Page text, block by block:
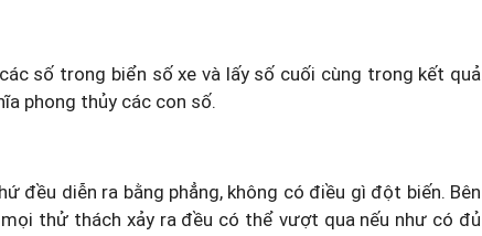
số trong biển số xe và lấy số cuối cùng trong kết quả
phong thủy các con số.
đều diễn ra bằng phẳng, không có điều gì đột biến. Bên
thử thách xảy ra đều có thể vượt qua nếu như có đủ